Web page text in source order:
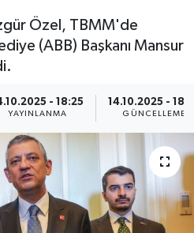
Özel, TBMM'de
(ABB) Başkanı Mansur
- 18:25
YAYINLANMA
14.10.2025 -
GÜNCELLEME